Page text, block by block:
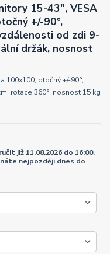
15-43", VESA
+/-90°,
od zdi 9-
držák, nosnost
100x100, otočný +/-90°,
rotace 360°, nosnost 15 kg
již 11.08.2026 do 16:00.
nejpozději dnes do